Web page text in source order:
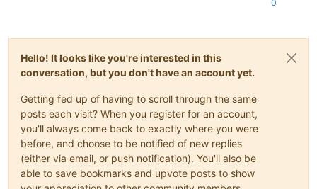
0
Hello! It looks like you're interested in this
conversation, but you don't have an account yet.
Getting fed up of having to scroll through the same
posts each visit? When you register for an account,
you'll always come back to exactly where you were
before, and choose to be notified of new replies
(either via email, or push notification). You'll also be
able to save bookmarks and upvote posts to show